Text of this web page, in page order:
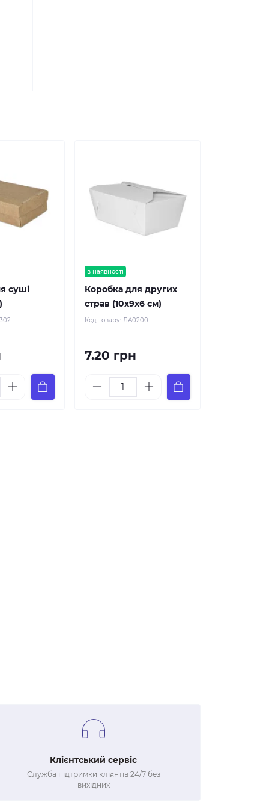
суші
в наявності
Коробка для других
страв (10х9х6 см)
Код товару: ЛА0200
7.20 грн
Клієнтський сервіс
Служба підтримки клієнтів 24/7 без
вихідних